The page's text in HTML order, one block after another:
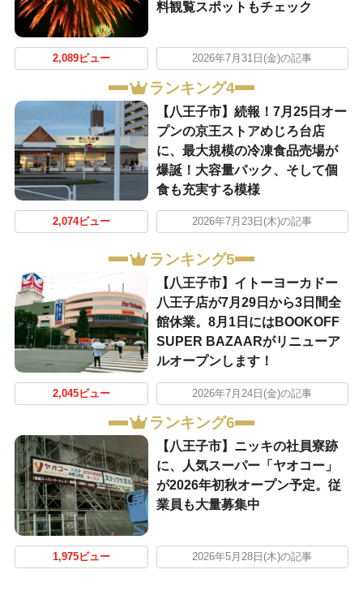
料観覧スポットもチェック
2,089ビュー 2026年7月31日(金)の記事
ランキング4
【八王子市】続報！7月25日オー
プンの京王ストアめじろ台店
に、最大規模の冷凍食品売場が
爆誕！大容量パック、そして個
食も充実する模様
2,074ビュー 2026年7月23日(木)の記事
ランキング5
【八王子市】イトーヨーカドー
八王子店が7月29日から3日間全
館休業。8月1日にはBOOKOFF
SUPER BAZAARがリニューア
ルオープンします！
2,045ビュー 2026年7月24日(金)の記事
ランキング6
【八王子市】ニッキの社員寮跡
に、人気スーパー「ヤオコー」
が2026年初秋オープン予定。従
業員も大量募集中
1,975ビュー 2026年5月28日(木)の記事